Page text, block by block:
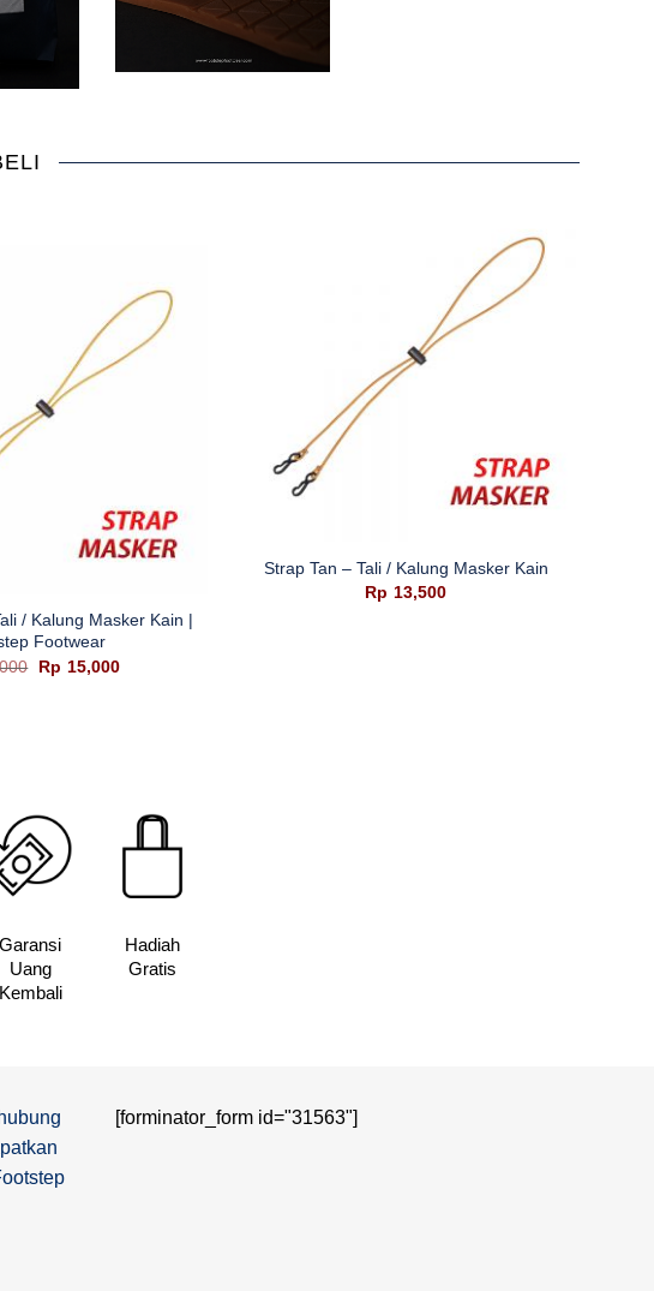
/ Kalung Masker Kain |
Footwear
Harga
aslinya
Rp 15,000Harga
Strap Tan – Tali / Kalung Masker Kain
Rp 13,500
Garansi
Uang
Kembali
Hadiah
Gratis
[forminator_form id="31563"]